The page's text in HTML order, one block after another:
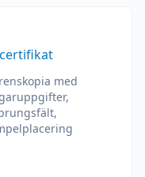
med